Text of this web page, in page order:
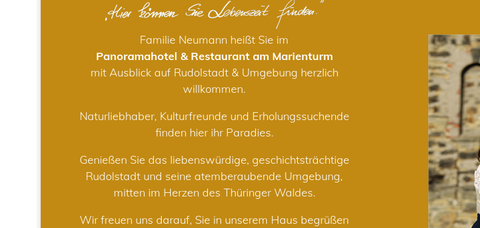
Familie Neumann heißt Sie im
Panoramahotel & Restaurant am Marienturm
mit Ausblick auf Rudolstadt & Umgebung herzlich
willkommen.
Naturliebhaber, Kulturfreunde und Erholungssuchende
finden hier ihr Paradies.
Genießen Sie das liebenswürdige, geschichtsträchtige
Rudolstadt und seine atemberaubende Umgebung,
mitten im Herzen des Thüringer Waldes.
Wir freuen uns darauf, Sie in unserem Haus begrüßen